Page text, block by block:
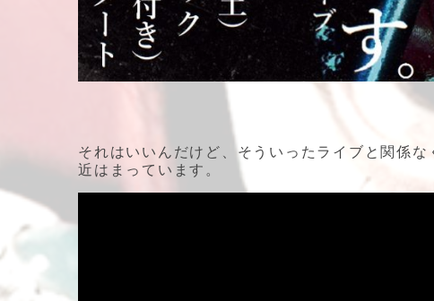
それはいいんだけど、そういったライブと関係
近はまっています。